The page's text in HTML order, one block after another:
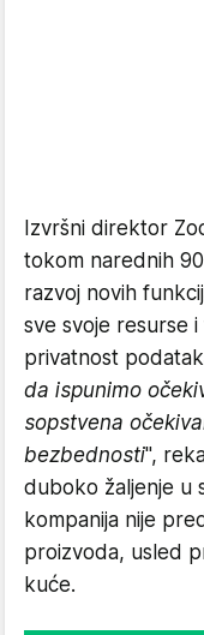
Izvršni direktor
tokom narednih
razvoj novih
sve svoje resurse
privatnost
da ispunimo
sopstvena
bezbednosti",
duboko žaljenje u
kompanija nije
proizvoda, usled
kuće.